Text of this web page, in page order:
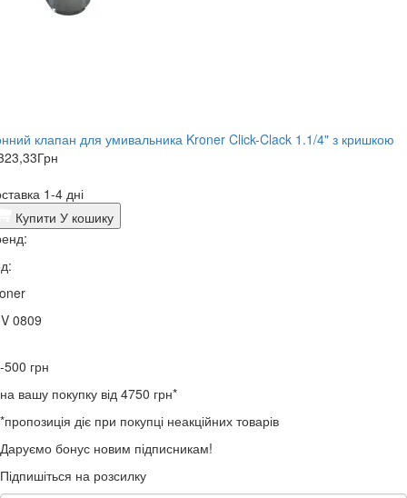
клапан для умивальника Kroner Click-Clack 1.1/4" з кришкою
Грн
1-4 дні
Купити У кошику
0809
-500 грн
на вашу покупку від 4750 грн*
*пропозиція діє при покупці неакційних товарів
Даруємо бонус новим підписникам!
Підпишіться на розсилку